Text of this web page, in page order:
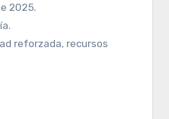
2025.
reforzada, recursos